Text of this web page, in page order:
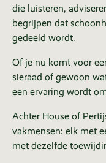
die luisteren,
begrijpen dat
gedeeld wordt.
Of je nu komt voor
sieraad of gewoon
een ervaring wordt
Achter House of
vakmensen: elk met
met dezelfde